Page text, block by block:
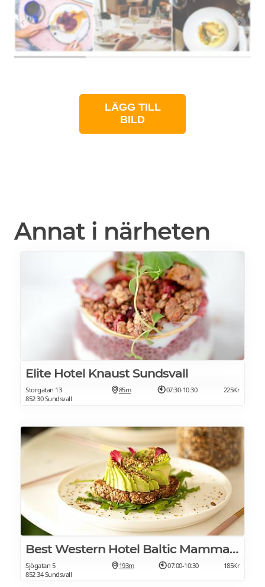
LÄGG TILL
BILD
Annat i närheten
Elite Hotel Knaust Sundsvall
Storgatan 13
852 30 Sundsvall
85m 07:30-10:30 225Kr
Best Western Hotel Baltic Mamma Augustas Kök
Sjögatan 5
852 34 Sundsvall
193m 07:00-10:30 185Kr